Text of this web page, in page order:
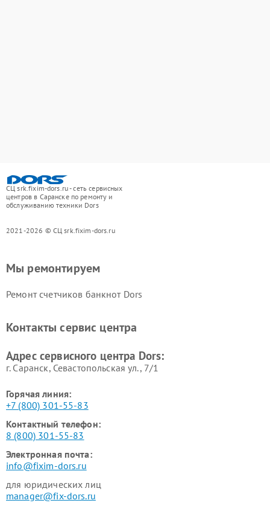
СЦ srk.fixim-dors.ru - сеть сервисных
центров в Саранске по ремонту и
обслуживанию техники Dors
2021-2026 © СЦ srk.fixim-dors.ru
Мы ремонтируем
Ремонт счетчиков банкнот Dors
Контакты сервис центра
Адрес сервисного центра Dors:
г. Саранск, Севастопольская ул., 7/1
Горячая линия:
+7 (800) 301-55-83
Контактный телефон:
8 (800) 301-55-83
Электронная почта:
info@fixim-dors.ru
для юридических лиц
manager@fix-dors.ru